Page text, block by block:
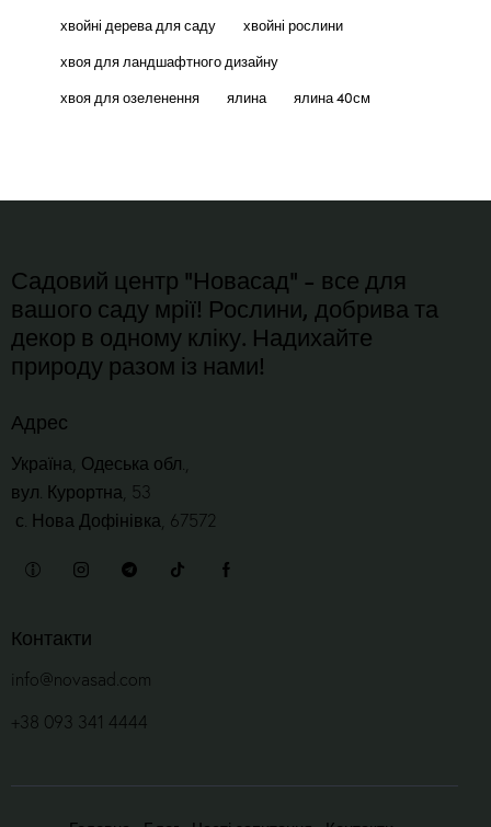
хвойні дерева для саду
хвойні рослини
хвоя для ландшафтного дизайну
хвоя для озеленення
ялина ялина 40см
Садовий центр "Новасад" - все для
вашого саду мрії! Рослини, добрива та
декор в одному кліку. Надихайте
природу разом із нами!
Адрес
Україна, Одеська обл.,
вул. Курортна, 53
с. Нова Дофінівка, 67572
Контакти
info@novasad.com
+38 093 341 4444